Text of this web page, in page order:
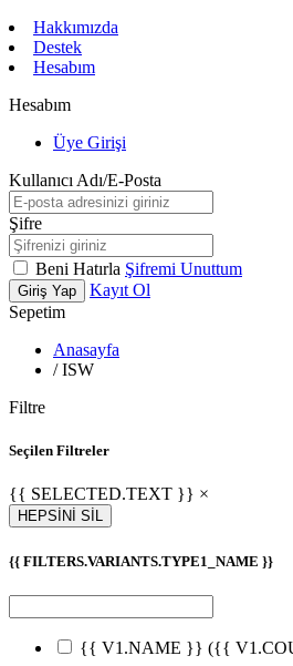
Hakkımızda
Destek
Hesabım
Hesabım
Üye Girişi
Kullanıcı Adı/E-Posta
Şifre
Beni Hatırla Şifremi Unuttum
Giriş Yap
Kayıt Ol
Sepetim
Anasayfa
/ ISW
Filtre
Seçilen Filtreler
{{ SELECTED.TEXT }} ×
HEPSİNİ SİL
{{ FILTERS.VARIANTS.TYPE1_NAME }}
{{ V1.NAME }} ({{